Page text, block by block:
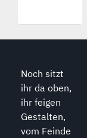
Noch sitzt
ihr da oben,
ihr feigen
Gestalten,
vom Feinde